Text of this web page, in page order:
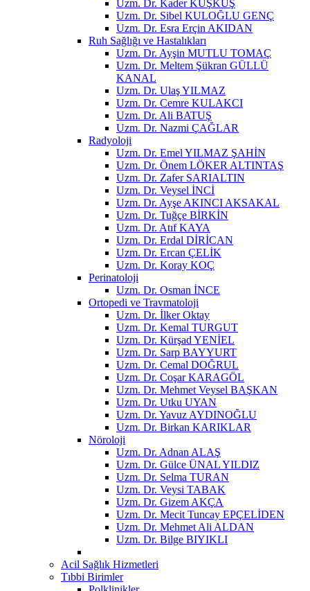
Uzm. Dr. Kader KUŞKUŞ
Uzm. Dr. Sibel KULOĞLU GENÇ
Uzm. Dr. Esra Erçin AKIDAN
Ruh Sağlığı ve Hastalıkları
Uzm. Dr. Ayşin MUTLU TOMAÇ
Uzm. Dr. Meltem Şükran GÜLLÜ
KANAL
Uzm. Dr. Ulaş YILMAZ
Uzm. Dr. Cemre KULAKCI
Uzm. Dr. Ali BATUŞ
Uzm. Dr. Nazmi ÇAĞLAR
Radyoloji
Uzm. Dr. Emel YILMAZ ŞAHİN
Uzm. Dr. Önem LÖKER ALTINTAŞ
Uzm. Dr. Zafer SARIALTIN
Uzm. Dr. Veysel İNCİ
Uzm. Dr. Ayşe AKINCI AKSAKAL
Uzm. Dr. Tuğçe BİRKİN
Uzm. Dr. Atıf KAYA
Uzm. Dr. Erdal DİRİCAN
Uzm. Dr. Ercan ÇELİK
Uzm. Dr. Koray KOÇ
Perinatoloji
Uzm. Dr. Osman İNCE
Ortopedi ve Travmatoloji
Uzm. Dr. İlker Oktay
Uzm. Dr. Kemal TURGUT
Uzm. Dr. Kürşad YENİEL
Uzm. Dr. Sarp BAYYURT
Uzm. Dr. Cemal DOĞRUL
Uzm. Dr. Coşar KARAGÖL
Uzm. Dr. Mehmet Veysel BAŞKAN
Uzm. Dr. Utku UYAN
Uzm. Dr. Yavuz AYDINOĞLU
Uzm. Dr. Birkan KARIKLAR
Nöroloji
Uzm. Dr. Adnan ALAŞ
Uzm. Dr. Gülce ÜNAL YILDIZ
Uzm. Dr. Selma TURAN
Uzm. Dr. Veysi TABAK
Uzm. Dr. Gizem AKÇA
Uzm. Dr. Mecit Tuncay EPÇELİDEN
Uzm. Dr. Mehmet Ali ALDAN
Uzm. Dr. Bilge BIYIKLI
Acil Sağlık Hizmetleri
Tıbbi Birimler